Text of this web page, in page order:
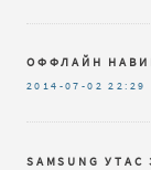
ОФФЛАЙН
2014-07-02 22:29
SAMSUNG